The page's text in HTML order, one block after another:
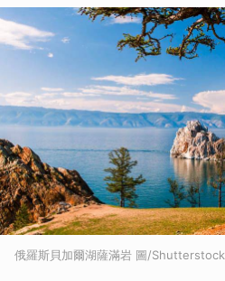
俄羅斯貝加爾湖薩滿岩 圖/Shutterstock